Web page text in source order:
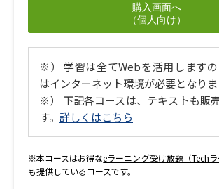
購入画面へ
（個人向け）
※） 学習は全てWebを活用します
はインターネット環境が必要となりま
※） 下記各コースは、テキストも販
す。 詳しくはこちら
※本コースはお得なeラーニング受け放題（Tech
も提供しているコースです。